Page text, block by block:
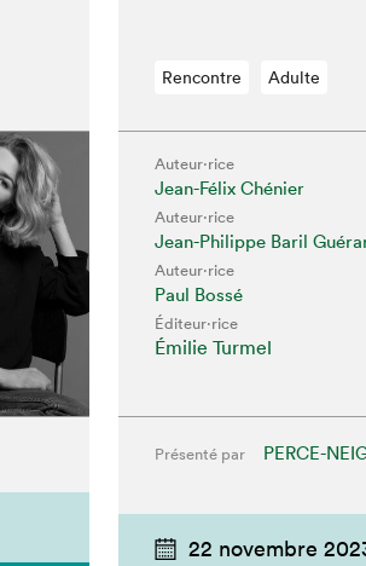
Rencontre Adulte
Auteur·rice
Jean-Félix Chénier
Auteur·rice
Jean-Philippe Baril
Auteur·rice
Paul Bossé
Éditeur·rice
Émilie Turmel
Présenté par PERCE-
22 novembre